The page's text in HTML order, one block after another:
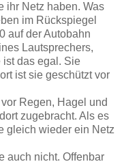
ihr Netz haben. Was
im Rückspiegel
auf der Autobahn
Lautsprechers,
das egal. Sie
ist sie geschützt vor
Regen, Hagel und
zugebracht. Als es
gleich wieder ein Netz
auch nicht. Offenbar